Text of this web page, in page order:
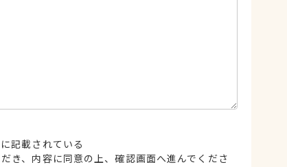
に記載されている
き、内容に同意の上、確認画面へ進んでくださ